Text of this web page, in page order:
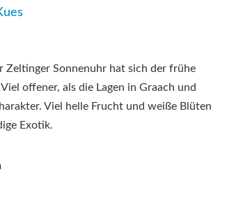
Zeltinger Sonnenuhr hat sich der frühe
offener, als die Lagen in Graach und
Viel helle Frucht und weiße Blüten
Exotik.